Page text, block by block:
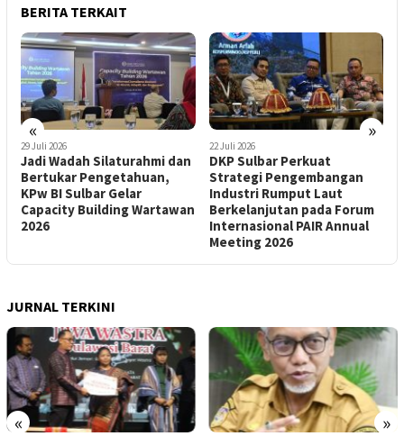
BERITA TERKAIT
« »
22 Juli 2026
DKP Sulbar Perkuat
Strategi Pengembangan
Industri Rumput Laut
Berkelanjutan pada Forum
Internasional PAIR Annual
22 Juli 2026
Dinas ESDM Sulbar Terima
Kunjungan RRI, Jelaskan
Pelaksanaan Program LHM
2026
JURNAL TERKINI
« »